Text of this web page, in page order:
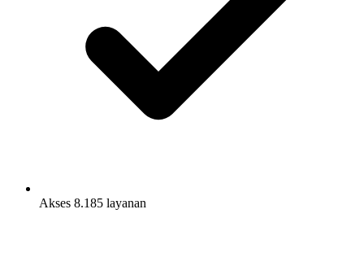
Akses 8.185 layanan